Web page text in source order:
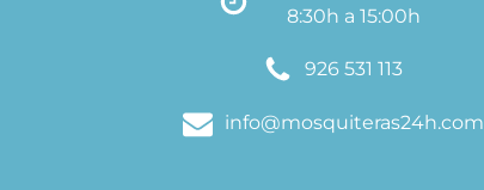
8:30h a 15:00h
926 531 113
info@mosquiteras24h.com